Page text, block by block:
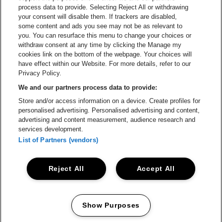
Ga naar de website van Le Soir
Ga naar de
Ga naar de website van
Vorst Nationaal is een deel van be•at
Vorst Nationaal
Be-At Venues
Schijnpoortweg 119, 2170 Antwerpen
BTW (BE) 0461.051.688 - RPR Antwerpen
BNP Paribas Fortis - IBAN: BE93 2200 4925 0067 - BIC:
GEBABEBB
ProclaimerCookiesManage my cookiesPrivacy
process data to provide. Selecting Reject All or withdrawing
your consent will disable them. If trackers are disabled,
some content and ads you see may not be as relevant to
you. You can resurface this menu to change your choices or
withdraw consent at any time by clicking the Manage my
cookies link on the bottom of the webpage. Your choices will
have effect within our Website. For more details, refer to our
Privacy Policy.
We and our partners process data to provide:
Store and/or access information on a device. Create profiles for
personalised advertising. Personalised advertising and content,
advertising and content measurement, audience research and
services development.
List of Partners (vendors)
Accept All
Reject All
Show Purposes